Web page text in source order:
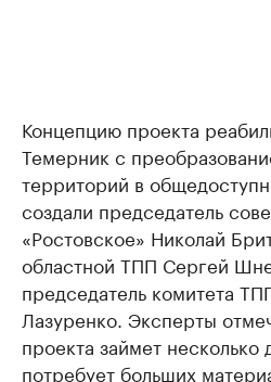
Концепцию проекта
Темерник с
территорий в
создали председатель
«Ростовское» Николай
областной ТПП Сергей
председатель комитета
Лазуренко. Эксперты
проекта займет несколько
потребует больших